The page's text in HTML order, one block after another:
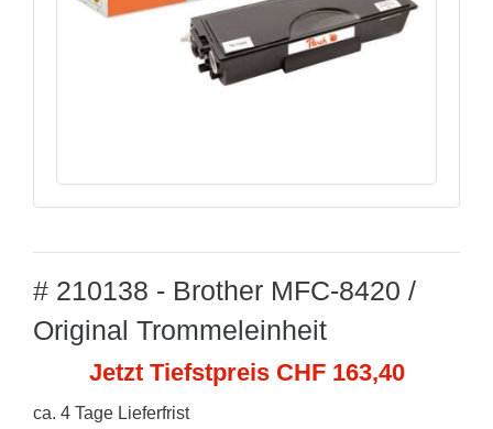
# 210138 - Brother MFC-8420 /
Original Trommeleinheit
Jetzt Tiefstpreis CHF 163,40
ca. 4 Tage Lieferfrist